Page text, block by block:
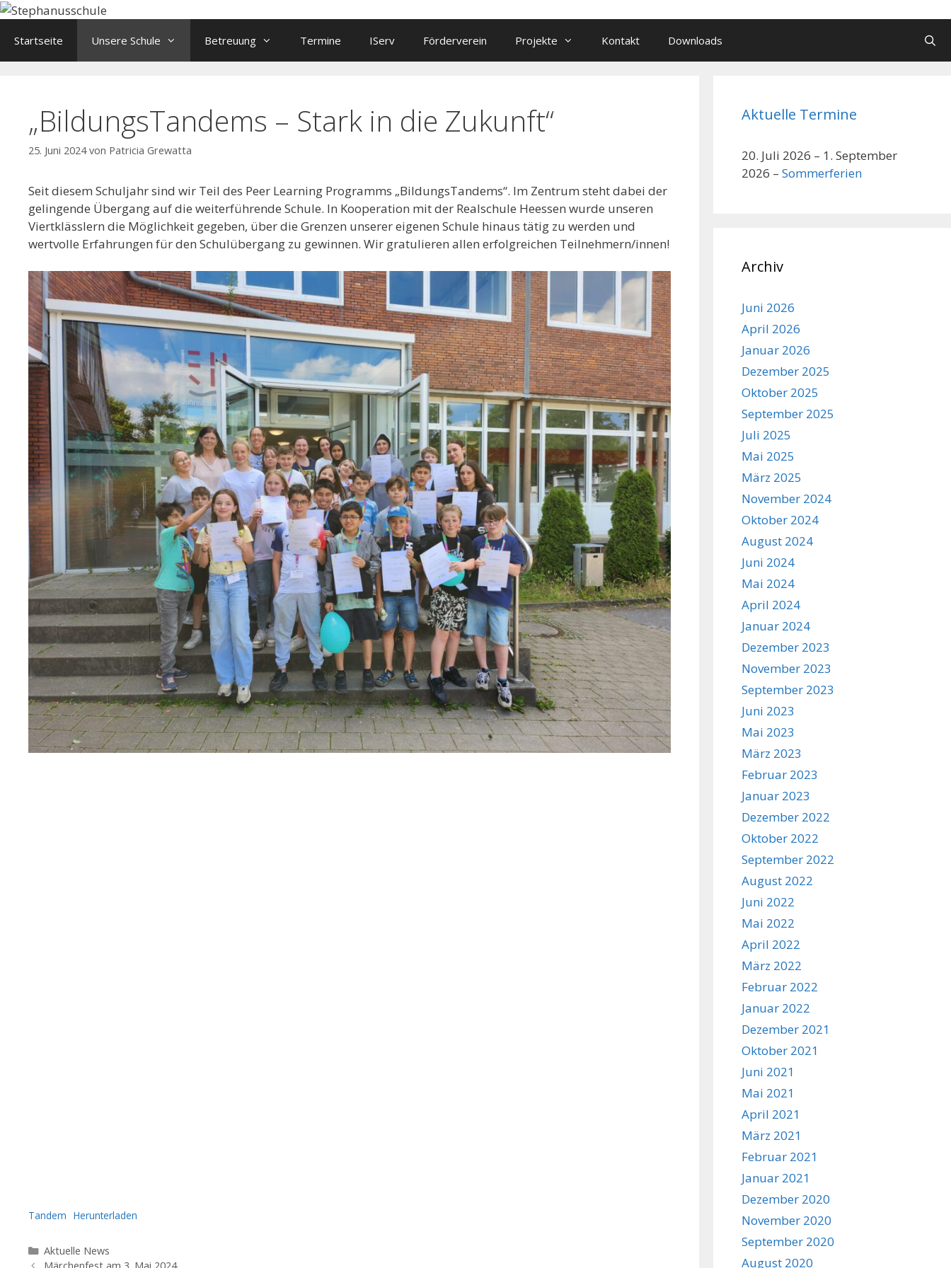
Springe
InhaltStartseite Unsere Schule Betreuung Termine IServ Förderverein Projekte Kontakt Downloads
„BildungsTandems – Stark in die Zukunft“
25. Juni 2024 von Patricia Grewatta
Seit diesem Schuljahr sind wir Teil des Peer Learning Programms „BildungsTandems“. Im Zentrum steht dabei der
gelingende Übergang auf die weiterführende Schule. In Kooperation mit der Realschule Heessen wurde unseren
Viertklässlern die Möglichkeit gegeben, über die Grenzen unserer eigenen Schule hinaus tätig zu werden und
wertvolle Erfahrungen für den Schulübergang zu gewinnen. Wir gratulieren allen erfolgreichen Teilnehmern/innen!
Tandem Herunterladen
Kategorien
Aktuelle News
Beitrags-
Märchenfest am 3. Mai 2024
Aktuelle Termine
20. Juli 2026 – 1. September
2026 – Sommerferien
Archiv
Juni 2026
April 2026
Januar 2026
Dezember 2025
Oktober 2025
September 2025
Juli 2025
Mai 2025
März 2025
November 2024
Oktober 2024
August 2024
Juni 2024
Mai 2024
April 2024
Januar 2024
Dezember 2023
November 2023
September 2023
Juni 2023
Mai 2023
März 2023
Februar 2023
Januar 2023
Dezember 2022
Oktober 2022
September 2022
August 2022
Juni 2022
Mai 2022
April 2022
März 2022
Februar 2022
Januar 2022
Dezember 2021
Oktober 2021
Juni 2021
Mai 2021
April 2021
März 2021
Februar 2021
Januar 2021
Dezember 2020
November 2020
September 2020
August 2020